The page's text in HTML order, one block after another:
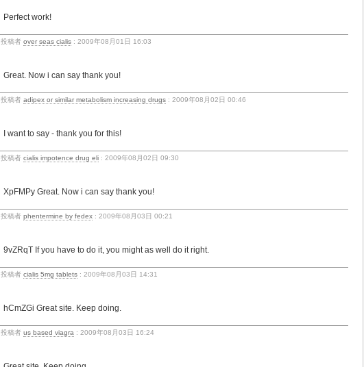
Perfect work!
投稿者 over seas cialis : 2009年08月01日 16:03
Great. Now i can say thank you!
投稿者 adipex or similar metabolism increasing drugs : 2009年08月02日 00:46
I want to say - thank you for this!
投稿者 cialis impotence drug eli : 2009年08月02日 09:30
XpFMPy Great. Now i can say thank you!
投稿者 phentermine by fedex : 2009年08月03日 00:21
9vZRqT If you have to do it, you might as well do it right.
投稿者 cialis 5mg tablets : 2009年08月03日 14:31
hCmZGi Great site. Keep doing.
投稿者 us based viagra : 2009年08月03日 16:24